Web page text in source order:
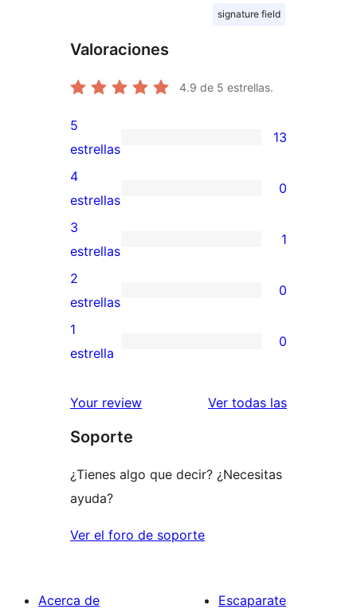
signature field
Valoraciones
4.9 de 5 estrellas.
13
valoraciones
de
5
estrellas
5
estrellas
13
0
valoraciones
de
4
estrellas
4
estrellas
0
1
valoración
de
3
estrellas
3
estrellas
1
0
valoraciones
de
estrellas
2
estrellas
0
0
de
estrellas
1
estrella
0
Your review Ver todas las
Soporte
¿Tienes algo que decir? ¿Necesitas
ayuda?
Ver el foro de soporte
Acerca de
Escaparate